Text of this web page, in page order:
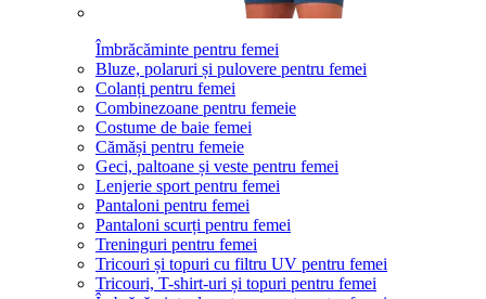
Îmbrăcăminte pentru femei
Bluze, polaruri și pulovere pentru femei
Colanți pentru femei
Combinezoane pentru femeie
Costume de baie femei
Cămăși pentru femeie
Geci, paltoane și veste pentru femei
Lenjerie sport pentru femei
Pantaloni pentru femei
Pantaloni scurți pentru femei
Treninguri pentru femei
Tricouri și topuri cu filtru UV pentru femei
Tricouri, T-shirt-uri și topuri pentru femei